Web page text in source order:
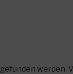
werden.